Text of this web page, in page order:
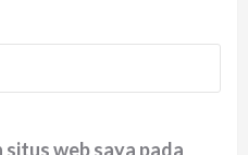
situs web saya pada